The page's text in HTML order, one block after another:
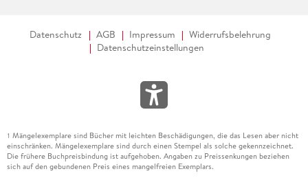
Datenschutz AGB Impressum
Widerrufsbelehrung
Datenschutzeinstellungen
1 Mängelexemplare sind Bücher mit leichten Beschädigungen, die das Lesen aber nicht
einschränken. Mängelexemplare sind durch einen Stempel als solche gekennzeichnet.
Die frühere Buchpreisbindung ist aufgehoben. Angaben zu Preissenkungen beziehen
sich auf den gebundenen Preis eines mangelfreien Exemplars.